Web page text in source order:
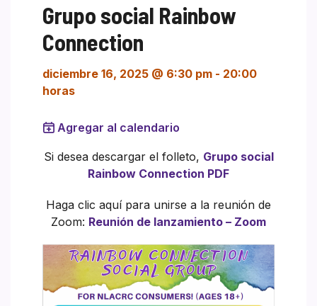
Grupo social Rainbow
Connection
diciembre 16, 2025 @ 6:30 pm - 20:00
horas
Agregar al calendario
Si desea descargar el folleto, Grupo social
Rainbow Connection PDF
Haga clic aquí para unirse a la reunión de
Zoom: Reunión de lanzamiento – Zoom